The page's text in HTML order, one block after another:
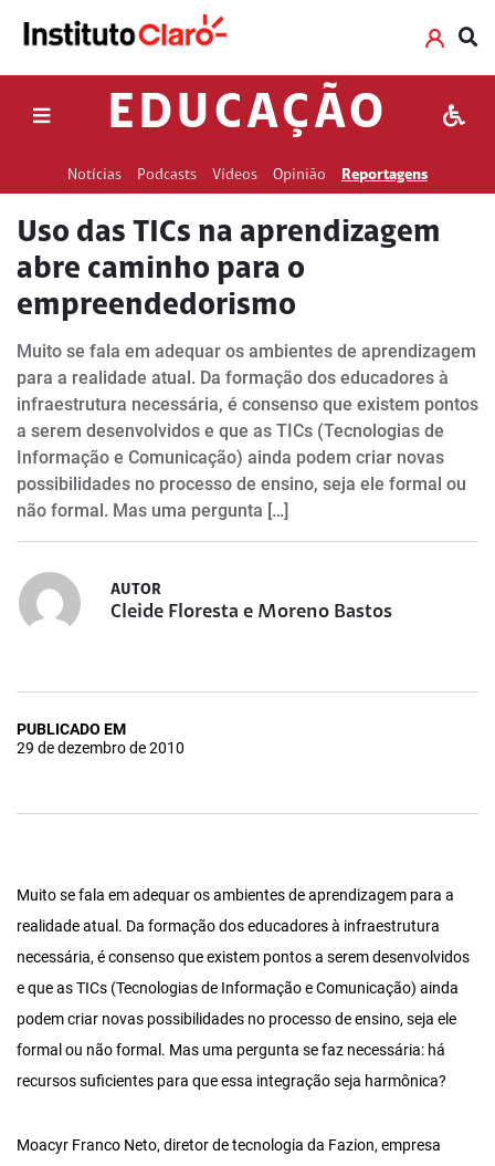
EDUCAÇÃO
Notícias Podcasts Vídeos Opinião Reportagens
Uso das TICs na aprendizagem
abre caminho para o
empreendedorismo
Muito se fala em adequar os ambientes de aprendizagem
para a realidade atual. Da formação dos educadores à
infraestrutura necessária, é consenso que existem pontos
a serem desenvolvidos e que as TICs (Tecnologias de
Informação e Comunicação) ainda podem criar novas
possibilidades no processo de ensino, seja ele formal ou
não formal. Mas uma pergunta […]
AUTOR
Cleide Floresta e Moreno Bastos
PUBLICADO EM
29 de dezembro de 2010
Muito se fala em adequar os ambientes de aprendizagem para a
realidade atual. Da formação dos educadores à infraestrutura
necessária, é consenso que existem pontos a serem desenvolvidos
e que as TICs (Tecnologias de Informação e Comunicação) ainda
podem criar novas possibilidades no processo de ensino, seja ele
formal ou não formal. Mas uma pergunta se faz necessária: há
recursos suficientes para que essa integração seja harmônica?
Moacyr Franco Neto, diretor de tecnologia da Fazion, empresa